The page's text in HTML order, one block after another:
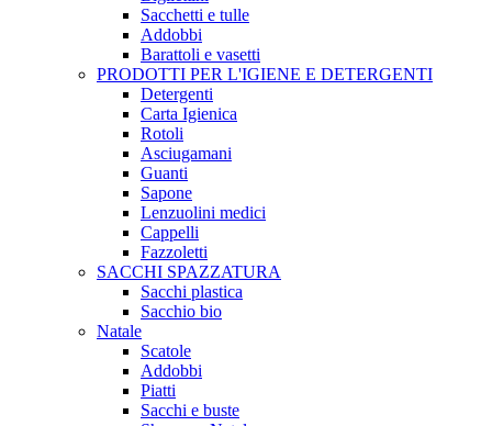
Sacchetti e tulle
Addobbi
Barattoli e vasetti
PRODOTTI PER L'IGIENE E DETERGENTI
Detergenti
Carta Igienica
Rotoli
Asciugamani
Guanti
Sapone
Lenzuolini medici
Cappelli
Fazzoletti
SACCHI SPAZZATURA
Sacchi plastica
Sacchio bio
Natale
Scatole
Addobbi
Piatti
Sacchi e buste